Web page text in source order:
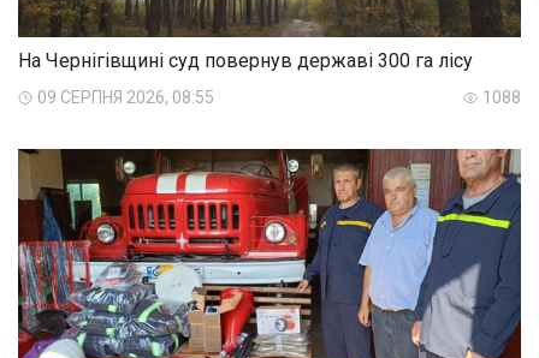
На Чернігівщині суд повернув державі 300 га лісу
09 СЕРПНЯ 2026, 08:55 1088